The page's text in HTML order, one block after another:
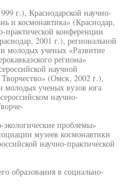
г.), Краснодарской научно-
и космонавтика» (Краснодар,
практической конференции
2001 г.), региональной
молодых ученых «Развитие
региона»
научной
(Омск, 2002 г.),
молодых ученых вузов юга
научно-
проблемы»
музеев космонавтики
научно-практической
образования в социально-